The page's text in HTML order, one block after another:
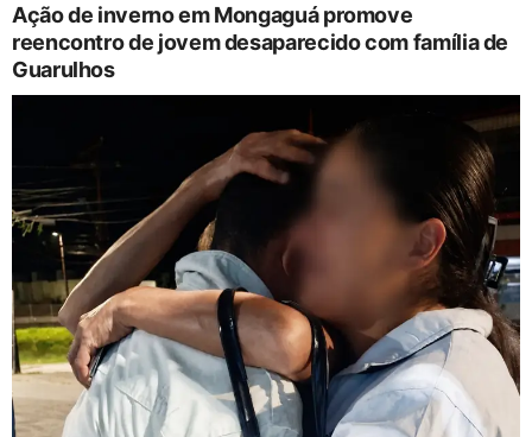
Ação de inverno em Mongaguá promove
reencontro de jovem desaparecido com família de
Guarulhos